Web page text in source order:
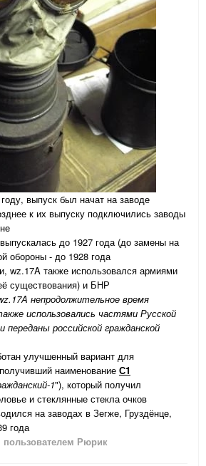
выпуск был начат на заводе
к их выпуску подключились заводы
до 1927 года (до замены на
обороны - до 1928 года
wz.17A также использовался армиями
существования) и БНР
непродолжительное время
использовались частями Русской
переданы российской гражданской
улучшенный вариант для
наименование С1
1"), который получил
и стеклянные стекла очков
на заводах в Зегже, Груздёнце,
года
пользователем Рюрик